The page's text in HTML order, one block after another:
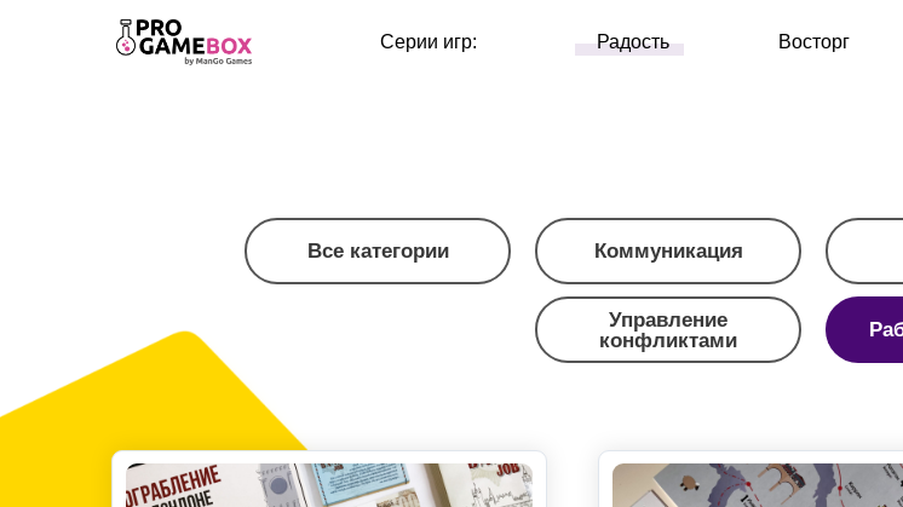
Серии игр: Радость Восторг
Все категории
Управление
конфликтами
Коммуникация